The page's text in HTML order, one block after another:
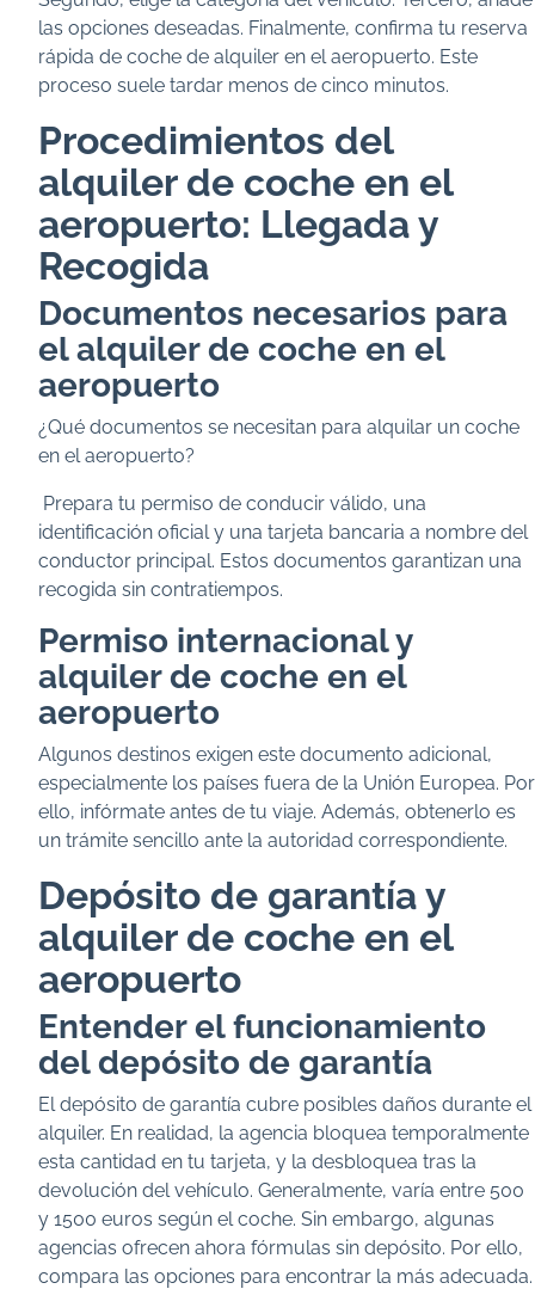
las opciones deseadas. Finalmente, confirma tu reserva
rápida de coche de alquiler en el aeropuerto. Este
proceso suele tardar menos de cinco minutos.
Procedimientos del
alquiler de coche en el
aeropuerto: Llegada y
Recogida
Documentos necesarios para
el alquiler de coche en el
aeropuerto
¿Qué documentos se necesitan para alquilar un coche
en el aeropuerto?
Prepara tu permiso de conducir válido, una
identificación oficial y una tarjeta bancaria a nombre del
conductor principal. Estos documentos garantizan una
recogida sin contratiempos.
Permiso internacional y
alquiler de coche en el
aeropuerto
Algunos destinos exigen este documento adicional,
especialmente los países fuera de la Unión Europea. Por
ello, infórmate antes de tu viaje. Además, obtenerlo es
un trámite sencillo ante la autoridad correspondiente.
Depósito de garantía y
alquiler de coche en el
aeropuerto
Entender el funcionamiento
del depósito de garantía
El depósito de garantía cubre posibles daños durante el
alquiler. En realidad, la agencia bloquea temporalmente
esta cantidad en tu tarjeta, y la desbloquea tras la
devolución del vehículo. Generalmente, varía entre 500
y 1500 euros según el coche. Sin embargo, algunas
agencias ofrecen ahora fórmulas sin depósito. Por ello,
compara las opciones para encontrar la más adecuada.